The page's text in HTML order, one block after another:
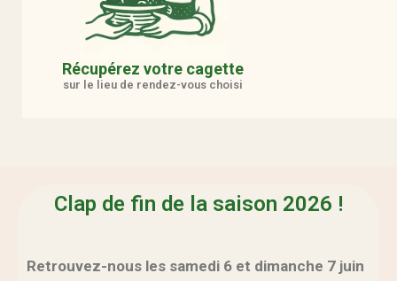
Récupérez votre cagette
sur le lieu de rendez-vous choisi
Clap de fin de la saison 2026 !
Retrouvez-nous les samedi 6 et dimanche 7 juin